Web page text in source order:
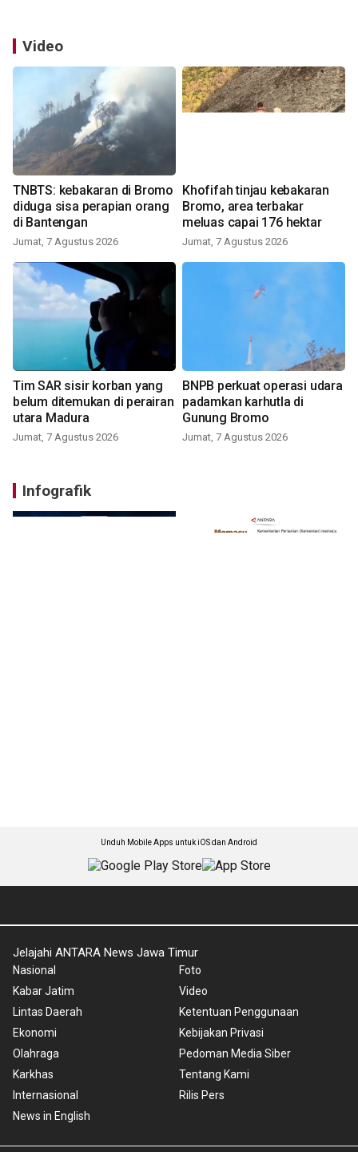
Video
TNBTS: kebakaran di Bromo
diduga sisa perapian orang
di Bantengan
Jumat, 7 Agustus 2026
Khofifah tinjau kebakaran
Bromo, area terbakar
meluas capai 176 hektar
Jumat, 7 Agustus 2026
Tim SAR sisir korban yang
belum ditemukan di perairan
utara Madura
Jumat, 7 Agustus 2026
BNPB perkuat operasi udara
padamkan karhutla di
Gunung Bromo
Jumat, 7 Agustus 2026
Infografik
Unduh Mobile Apps untuk iOS dan Android
Jelajahi ANTARA News Jawa Timur
Nasional
Kabar Jatim
Lintas Daerah
Ekonomi
Olahraga
Karkhas
Internasional
News in English
Foto
Video
Ketentuan Penggunaan
Kebijakan Privasi
Pedoman Media Siber
Tentang Kami
Rilis Pers